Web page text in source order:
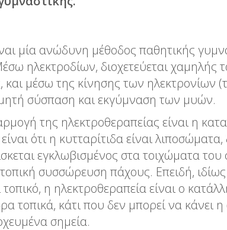
μία ανώδυνη μέθοδος παθητικής
ηλεκτροδίων, διοχετεύεται χαμηλής
και μέσω της κίνησης των ηλεκτρονίων
σύσπαση και εκγύμναση των μυών.
της ηλεκτροθεραπείας είναι η
ότι η κυτταρίτιδα είναι
εγκλωβισμένος στα τοιχώματα του
συσσώρευση πάχους. Επειδή,
τοπικό, η ηλεκτροθεραπεία είναι ο
τοπικά, κάτι που δεν μπορεί να κάνει η
σημεία.